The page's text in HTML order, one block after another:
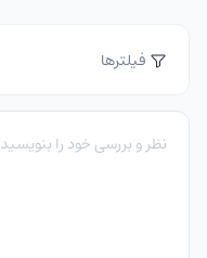
فیلترها